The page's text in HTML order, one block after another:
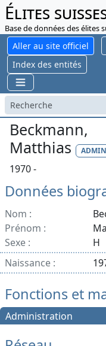
Élites
Base de données des élites
Aller au site officiel
Index des entités
Beckmann,
Matthias
ADMIN
1970 -
Données
Nom :
Prénom :
Sexe :
H
Naissance :
Fonctions et
Administration